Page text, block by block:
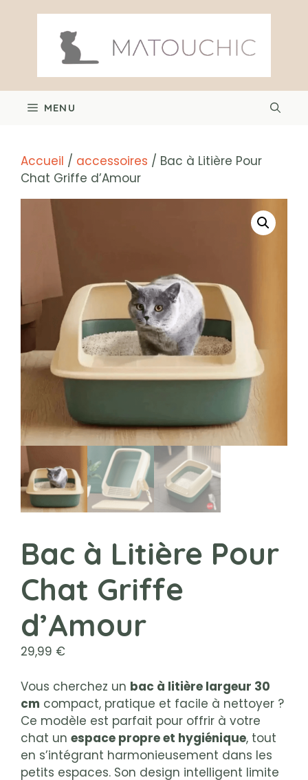
MENU
Accueil / accessoires / Bac à Litière Pour
Chat Griffe d’Amour
Bac à Litière Pour
Chat Griffe
d’Amour
29,99 €
Vous cherchez un bac à litière largeur 30
cm compact, pratique et facile à nettoyer ?
Ce modèle est parfait pour offrir à votre
chat un espace propre et hygiénique, tout
en s’intégrant harmonieusement dans les
petits espaces. Son design intelligent limite